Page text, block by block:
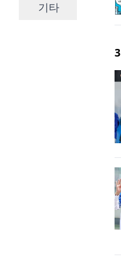
기타
3